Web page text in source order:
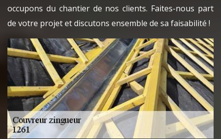
occupons du chantier de nos clients. Faites-nous part
de votre projet et discutons ensemble de sa faisabilité !